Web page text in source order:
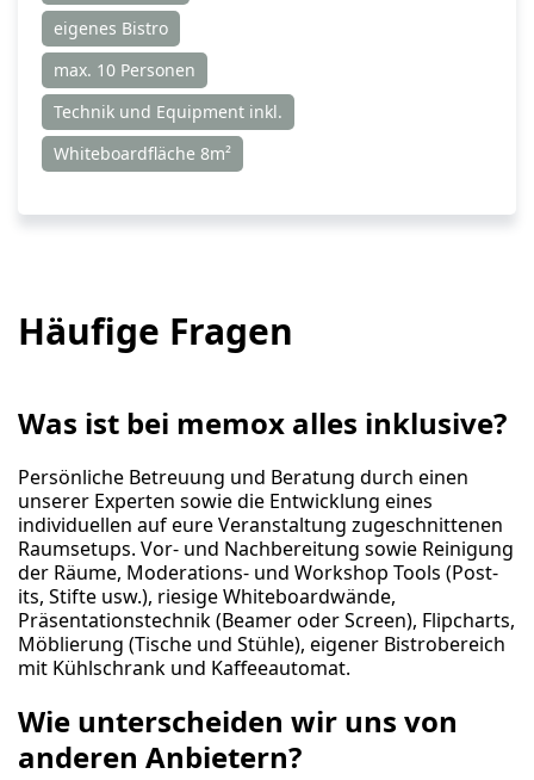
eigenes Bistro
max. 10 Personen
Technik und Equipment inkl.
Whiteboardfläche 8m²
Häufige Fragen
Was ist bei memox alles inklusive?
Persönliche Betreuung und Beratung durch einen
unserer Experten sowie die Entwicklung eines
individuellen auf eure Veranstaltung zugeschnittenen
Raumsetups. Vor- und Nachbereitung sowie Reinigung
der Räume, Moderations- und Workshop Tools (Post-
its, Stifte usw.), riesige Whiteboardwände,
Präsentationstechnik (Beamer oder Screen), Flipcharts,
Möblierung (Tische und Stühle), eigener Bistrobereich
mit Kühlschrank und Kaffeeautomat.
Wie unterscheiden wir uns von
anderen Anbietern?